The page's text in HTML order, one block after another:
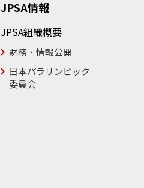
JPSA情報
JPSA組織概要
財務・情報公開
日本パラリンピック
委員会